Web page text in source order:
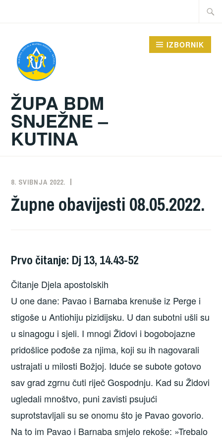
Traži:
ŽUPA BDM
SNJEŽNE –
KUTINA
IZBORNIK
8. SVIBNJA 2022.
Župne obavijesti 08.05.2022.
Prvo čitanje: Dj 13, 14.43-52
Čitanje Djela apostolskih
U one dane: Pavao i Barnaba krenuše iz Perge i
stigoše u Antiohiju pizidijsku. U dan subotni ušli su
u sinagogu i sjeli. I mnogi Židovi i bogobojazne
pridošlice pođoše za njima, koji su ih nagovarali
ustrajati u milosti Božjoj. Iduće se subote gotovo
sav grad zgrnu čuti riječ Gospodnju. Kad su Židovi
ugledali mnoštvo, puni zavisti psujući
suprotstavljali su se onomu što je Pavao govorio.
Na to im Pavao i Barnaba smjelo rekoše: »Trebalo